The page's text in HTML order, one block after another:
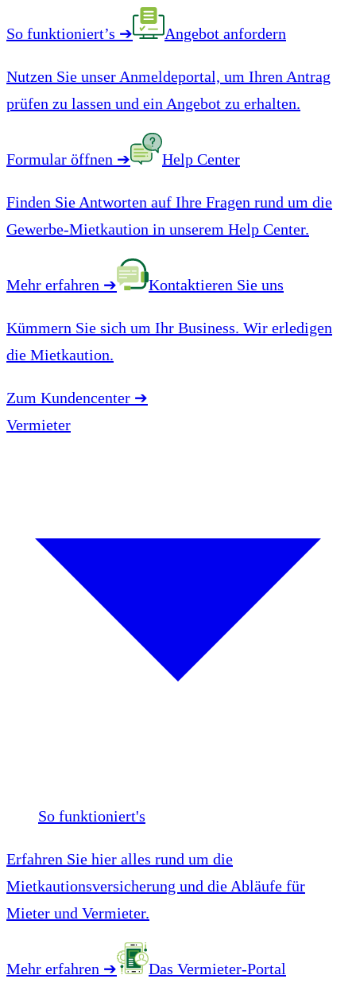
So funktioniert’s ➔ Angebot anfordern
Nutzen Sie unser Anmeldeportal, um Ihren Antrag
prüfen zu lassen und ein Angebot zu erhalten.
Formular öffnen ➔ Help Center
Finden Sie Antworten auf Ihre Fragen rund um die
Gewerbe-Mietkaution in unserem Help Center.
Mehr erfahren ➔ Kontaktieren Sie uns
Kümmern Sie sich um Ihr Business. Wir erledigen
die Mietkaution.
Zum Kundencenter ➔
Vermieter
So funktioniert's
Erfahren Sie hier alles rund um die
Mietkautionsversicherung und die Abläufe für
Mieter und Vermieter.
Mehr erfahren ➔ Das Vermieter-Portal